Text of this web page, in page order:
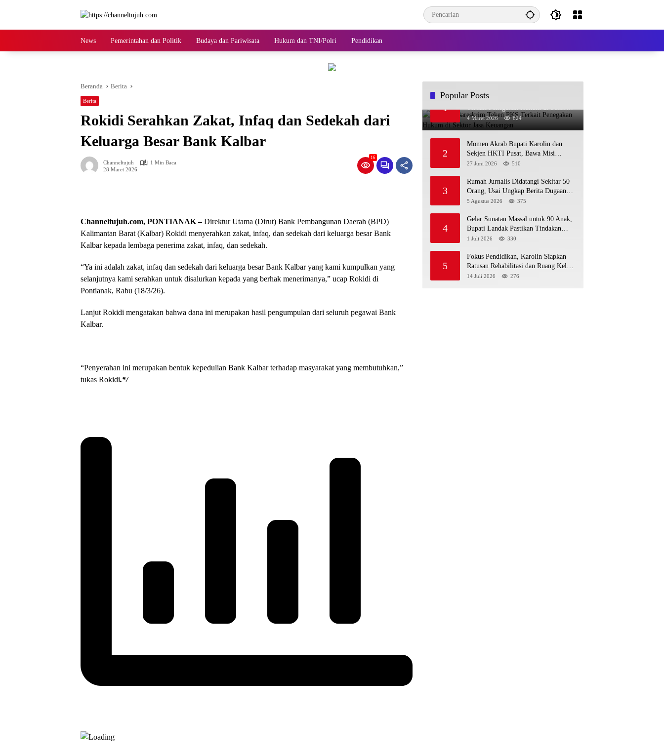
News Pemerintahan dan Politik Budaya dan Pariwisata Hukum dan TNI/Polri Pendidikan
Beranda Berita
Berita
Rokidi Serahkan Zakat, Infaq dan Sedekah dari
Keluarga Besar Bank Kalbar
Channeltujuh
1 Min Baca
28 Maret 2026
16
Channeltujuh.com, PONTIANAK –Direktur Utama (Dirut) Bank Pembangunan Daerah (BPD)
Kalimantan Barat (Kalbar) Rokidi menyerahkan zakat, infaq, dan sedekah dari keluarga besar Bank
Kalbar kepada lembaga penerima zakat, infaq, dan sedekah.
“Ya ini adalah zakat, infaq dan sedekah dari keluarga besar Bank Kalbar yang kami kumpulkan yang
selanjutnya kami serahkan untuk disalurkan kepada yang berhak menerimanya,” ucap Rokidi di
Pontianak, Rabu (18/3/26).
Lanjut Rokidi mengatakan bahwa dana ini merupakan hasil pengumpulan dari seluruh pegawai Bank
Kalbar.
“Penyerahan ini merupakan bentuk kepedulian Bank Kalbar terhadap masyarakat yang membutuhkan,”
tukas Rokidi.*/
Popular Posts
1
OJK dan Bareskrim Teken PKS
Terkait Penegakan Hukum di Sektor
Jasa Keuangan
4 Maret 2026 824
2
Momen Akrab Bupati Karolin dan
Sekjen HKTI Pusat, Bawa Misi
Pertanian Modern
27 Juni 2026 510
3
Rumah Jurnalis Didatangi Sekitar 50
Orang, Usai Ungkap Berita Dugaan
MBG Bermasalah di Ketapang
5 Agustus 2026 375
4
Gelar Sunatan Massal untuk 90 Anak,
Bupati Landak Pastikan Tindakan
Sesuai Standar Medis
1 Juli 2026 330
5
Fokus Pendidikan, Karolin Siapkan
Ratusan Rehabilitasi dan Ruang Kelas
Baru di Landak
14 Juli 2026 276